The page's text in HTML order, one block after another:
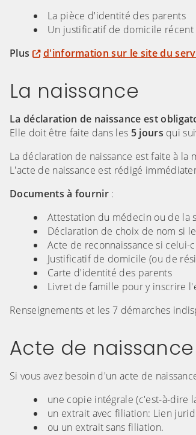
La pièce d'identité des parents
Un justificatif de domicile récent
Plus
d'information sur le site du
La naissance
La déclaration de naissance est
Elle doit être faite dans les 5 jours qui
La déclaration de naissance est faite à la
L'acte de naissance est rédigé
Documents à fournir :
Attestation du médecin ou de la
Déclaration de choix de nom si
Acte de reconnaissance si celui-
Justificatif de domicile (ou de
Carte d'identité des parents
Livret de famille pour y inscrire
Renseignements et les 7 démarches
Acte de naissance
Si vous avez besoin d'un acte de
une copie intégrale (c'est-à-dire
un extrait avec filiation: Lien
ou un extrait sans filiation.